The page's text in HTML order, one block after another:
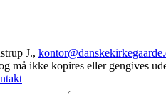
J.,
må ikke kopires eller gengives